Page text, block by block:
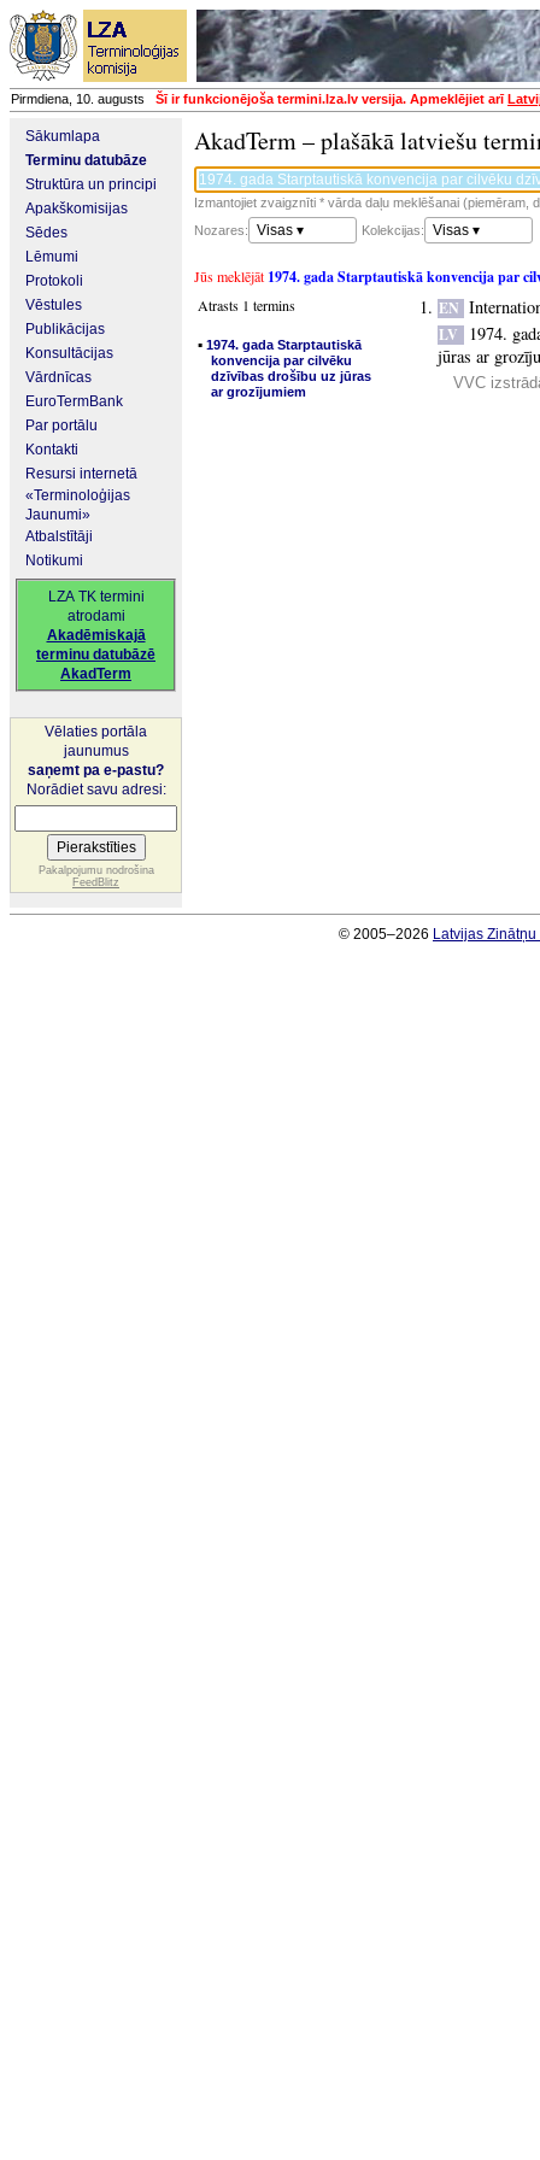
Pirmdiena, 10. augusts Šī ir funkcionējoša termini.lza.lv versija. Apmeklējiet arī
Sākumlapa
Terminu datubāze
Struktūra un principi
Apakškomisijas
Sēdes
Lēmumi
Protokoli
Vēstules
Publikācijas
Konsultācijas
Vārdnīcas
EuroTermBank
Par portālu
Kontakti
Resursi internetā
«Terminoloģijas
Jaunumi»
Atbalstītāji
Notikumi
LZA TK termini
atrodami
Akadēmiskajā
terminu datubāzē
AkadTerm
Vēlaties portāla
jaunumus
saņemt pa e-pastu?
Norādiet savu adresi:
Pakalpojumu nodrošina
FeedBlitz
AkadTerm – plašākā latviešu
Izmantojiet zvaigznīti * vārda daļu meklēšanai (piemēram,
Nozares:
Visas ▾ Kolekcijas: Visas ▾
Jūs meklējāt 1974. gada Starptautiskā konvencija par
Atrasts 1 termins
▪ 1974. gada Starptautiskā
konvencija par cilvēku
dzīvības drošību uz jūras
ar grozījumiem
EN
LV
1974.
jūras ar
VVC
© 2005–2026 Latvijas